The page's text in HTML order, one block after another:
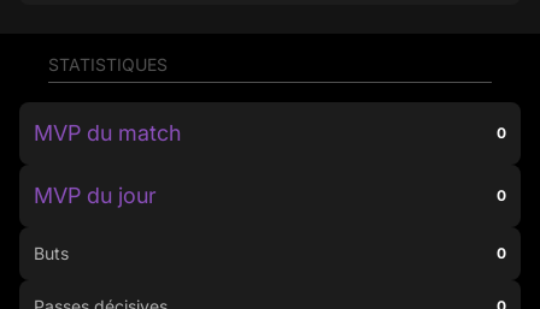
STATISTIQUES
MVP du match 0
MVP du jour 0
Buts 0